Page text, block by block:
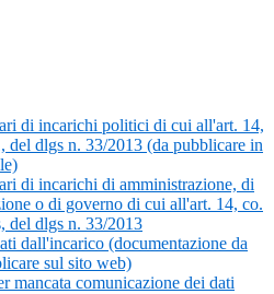
di incarichi politici di cui all'art. 14,
del dlgs n. 33/2013 (da pubblicare in
di incarichi di amministrazione, di
o di governo di cui all'art. 14, co.
del dlgs n. 33/2013
dall'incarico (documentazione da
sul sito web)
mancata comunicazione dei dati